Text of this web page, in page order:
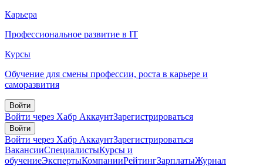
Карьера
Профессиональное развитие в IT
Курсы
Обучение для смены профессии, роста в карьере и
саморазвития
Войти
Войти через Хабр АккаунтЗарегистрироваться
Войти
Войти через Хабр АккаунтЗарегистрироваться
ВакансииСпециалистыКурсы и
обучениеЭкспертыКомпанииРейтингЗарплатыЖурнал